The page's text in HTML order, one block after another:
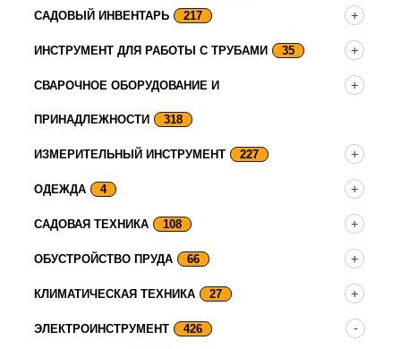
САДОВЫЙ ИНВЕНТАРЬ 217
ИНСТРУМЕНТ ДЛЯ РАБОТЫ С ТРУБАМИ 35
СВАРОЧНОЕ ОБОРУДОВАНИЕ И
ПРИНАДЛЕЖНОСТИ 318
ИЗМЕРИТЕЛЬНЫЙ ИНСТРУМЕНТ 227
ОДЕЖДА 4
САДОВАЯ ТЕХНИКА 108
ОБУСТРОЙСТВО ПРУДА 66
КЛИМАТИЧЕСКАЯ ТЕХНИКА 27
ЭЛЕКТРОИНСТРУМЕНТ 426